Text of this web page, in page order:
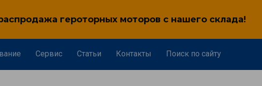
героторных моторов с нашего склада!
Сервис Статьи Контакты Поиск по сайту